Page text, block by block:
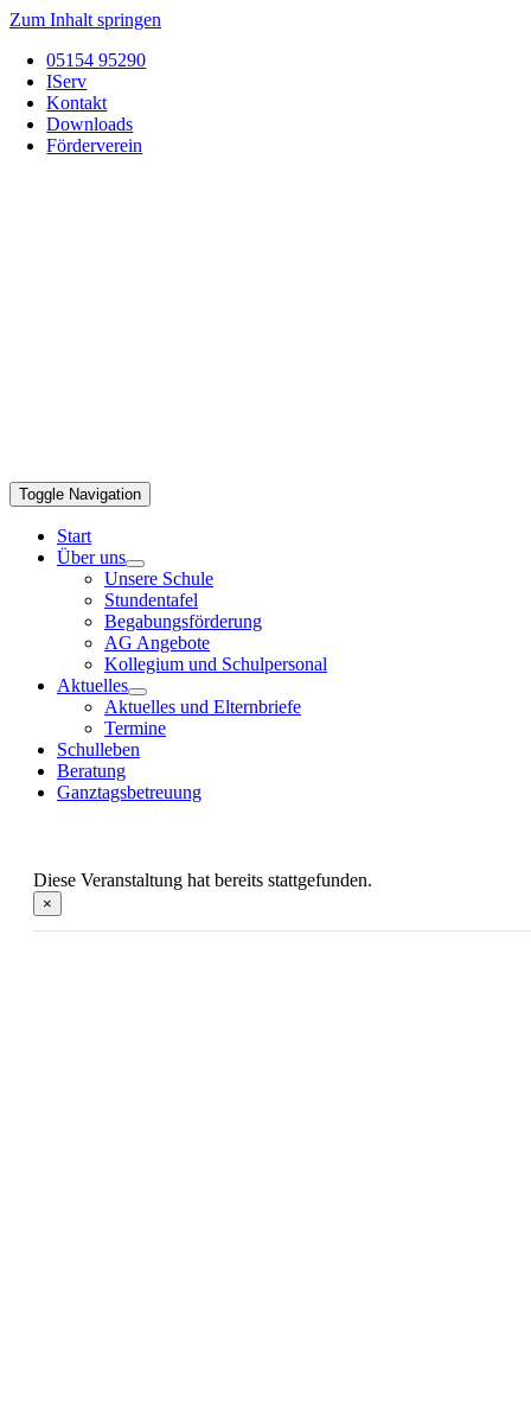
Zum Inhalt springen
05154 95290
IServ
Kontakt
Downloads
Förderverein
Toggle Navigation
Start
Über uns
Unsere Schule
Stundentafel
Begabungsförderung
AG Angebote
Kollegium und Schulpersonal
Aktuelles
Aktuelles und Elternbriefe
Termine
Schulleben
Beratung
Ganztagsbetreuung
Diese Veranstaltung hat bereits stattgefunden.
×